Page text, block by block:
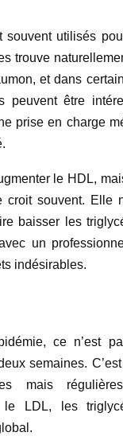
souvent utilisés
trouve
et dans
peuvent être
prise en charge
le HDL,
croit souvent. Elle
baisser les
un
indésirables.
ce n’est
semaines.
mais
le LDL, les